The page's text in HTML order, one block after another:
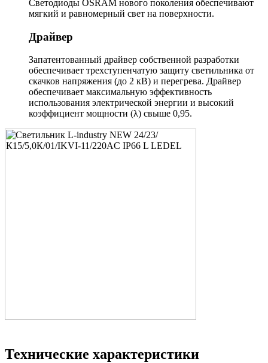
Светодиоды OSRAM нового поколения обеспечивают
мягкий и равномерный свет на поверхности.
Драйвер
Запатентованный драйвер собственной разработки
обеспечивает трехступенчатую защиту светильника от
скачков напряжения (до 2 кВ) и перегрева. Драйвер
обеспечивает максимальную эффективность
использования электрической энергии и высокий
коэффициент мощности (λ) свыше 0,95.
Технические характеристики